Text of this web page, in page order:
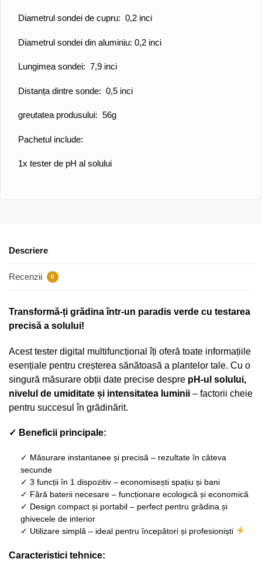
Diametrul sondei de cupru: 0,2 inci
Diametrul sondei din aluminiu: 0,2 inci
Lungimea sondei: 7,9 inci
Distanța dintre sonde: 0,5 inci
greutatea produsului: 56g
Pachetul include:
1x tester de pH al solului
Descriere
Recenzii 0
Transformă-ți grădina într-un paradis verde cu testarea
precisă a solului!
Acest tester digital multifuncțional îți oferă toate informațiile
esențiale pentru creșterea sănătoasă a plantelor tale. Cu o
singură măsurare obții date precise despre pH-ul solului,
nivelul de umiditate și intensitatea luminii – factorii cheie
pentru succesul în grădinărit.
✓ Beneficii principale:
✓ Măsurare instantanee și precisă – rezultate în câteva
secunde
✓ 3 funcții în 1 dispozitiv – economisești spațiu și bani
✓ Fără baterii necesare – funcționare ecologică și economică
✓ Design compact și portabil – perfect pentru grădina și
ghivecele de interior
✓ Utilizare simplă – ideal pentru începători și profesioniști
Caracteristici tehnice: